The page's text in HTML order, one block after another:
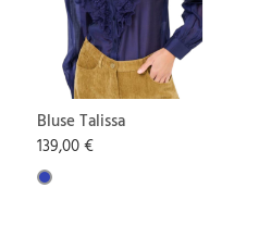
Bluse Talissa
139,00 €